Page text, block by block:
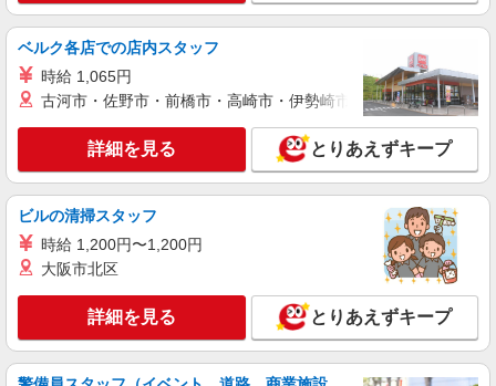
基本時給／時給1,100円 22時以降／時給1,375
円 ＋交通費規定支給（上限35,000円迄／月）
北海道有珠郡壮瞥町字洞爺湖温泉7-1
詳細を見る
ベルク各店での店内スタッフ
時給 1,065円
古河市・佐野市・前橋市・高崎市・伊勢崎市・太田市・館林市
詳細を見る とりあえずキープ
ビルの清掃スタッフ
時給 1,200円〜1,200円
大阪市北区
詳細を見る とりあえずキープ